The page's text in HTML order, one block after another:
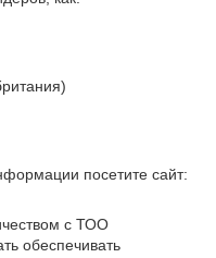
посетите сайт:
с ТОО
обеспечивать